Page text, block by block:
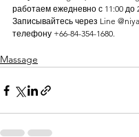
работаем ежедневно с 11:00 до
Записывайтесь через Line
телефону +66-84-354-1680.
Massage